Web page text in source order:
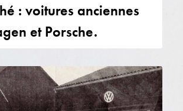
: voitures anciennes
et Porsche.